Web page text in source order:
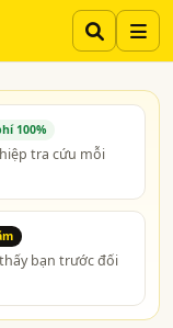
100%
tra cứu mỗi
bạn trước đối